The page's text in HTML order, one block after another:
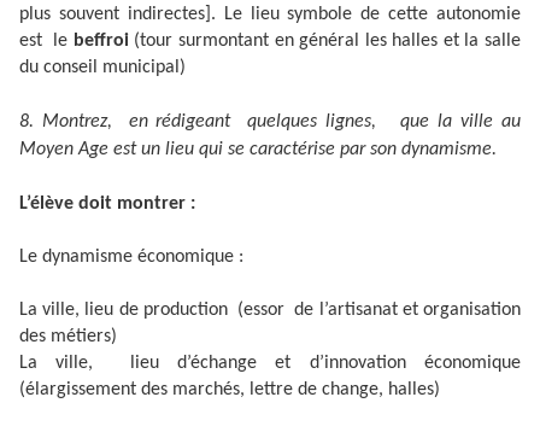
plus souvent indirectes]. Le lieu symbole de cette autonomie
est le beffroi(tour surmontant en général les halles et la salle
du conseil municipal)
8. Montrez, en rédigeant quelques lignes, que la ville au
Moyen Age est un lieu qui se caractérise par son dynamisme.
L’élève doit montrer :
Le dynamisme économique :
La ville, lieu de production (essor de l’artisanat et organisation
des métiers)
La ville, lieu d’échange et d’innovation économique
(élargissement des marchés, lettre de change, halles)